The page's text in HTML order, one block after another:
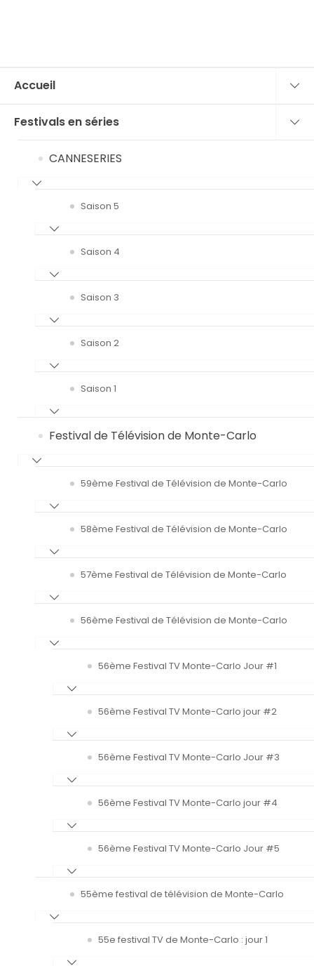
Accueil
Festivals en séries
CANNESERIES
Saison 5
Saison 4
Saison 3
Saison 2
Saison 1
Festival de Télévision de Monte-Carlo
59ème Festival de Télévision de Monte-Carlo
58ème Festival de Télévision de Monte-Carlo
57ème Festival de Télévision de Monte-Carlo
56ème Festival de Télévision de Monte-Carlo
56ème Festival TV Monte-Carlo Jour #1
56ème Festival TV Monte-Carlo jour #2
56ème Festival TV Monte-Carlo Jour #3
56ème Festival TV Monte-Carlo jour #4
56ème Festival TV Monte-Carlo Jour #5
55ème festival de télévision de Monte-Carlo
55e festival TV de Monte-Carlo : jour 1